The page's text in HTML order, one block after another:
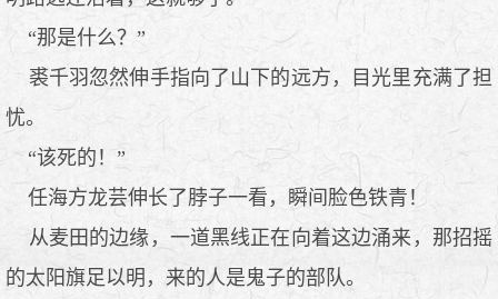
“那是什么？”
裘千羽忽然伸手指向了山下的远方，目光里充满了担
忧。
“该死的！”
任海方龙芸伸长了脖子一看，瞬间脸色铁青！
从麦田的边缘，一道黑线正在向着这边涌来，那招摇
的太阳旗足以明，来的人是鬼子的部队。